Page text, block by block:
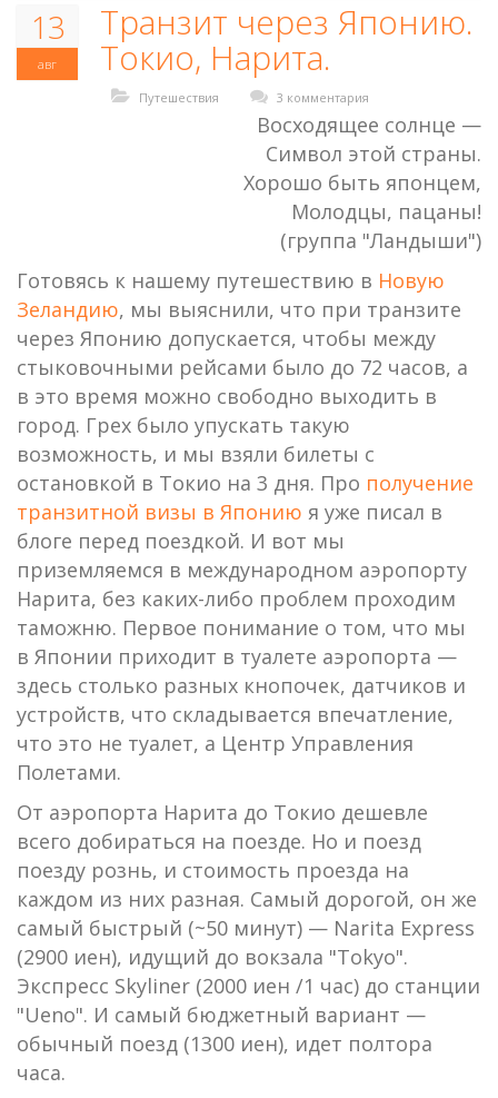
13
авг
Транзит через Японию.
Токио, Нарита.
Путешествия 3 комментария
Восходящее солнце —
Символ этой страны.
Хорошо быть японцем,
Молодцы, пацаны!
(группа "Ландыши")
Готовясь к нашему путешествию в Новую
Зеландию, мы выяснили, что при транзите
через Японию допускается, чтобы между
стыковочными рейсами было до 72 часов, а
в это время можно свободно выходить в
город. Грех было упускать такую
возможность, и мы взяли билеты с
остановкой в Токио на 3 дня. Про получение
транзитной визы в Японию я уже писал в
блоге перед поездкой. И вот мы
приземляемся в международном аэропорту
Нарита, без каких-либо проблем проходим
таможню. Первое понимание о том, что мы
в Японии приходит в туалете аэропорта —
здесь столько разных кнопочек, датчиков и
устройств, что складывается впечатление,
что это не туалет, а Центр Управления
Полетами.
От аэропорта Нарита до Токио дешевле
всего добираться на поезде. Но и поезд
поезду рознь, и стоимость проезда на
каждом из них разная. Самый дорогой, он же
самый быстрый (~50 минут) — Narita Express
(2900 иен), идущий до вокзала "Tokyo".
Экспресс Skyliner (2000 иен /1 час) до станции
"Ueno". И самый бюджетный вариант —
обычный поезд (1300 иен), идет полтора
часа.